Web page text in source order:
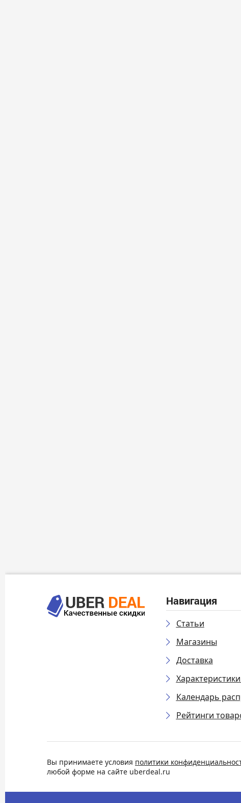
Навигация
Статьи
Магазины
Доставка
Календарь
Рейтинги
Вы принимаете условия политики
любой форме на сайте uberdeal.ru